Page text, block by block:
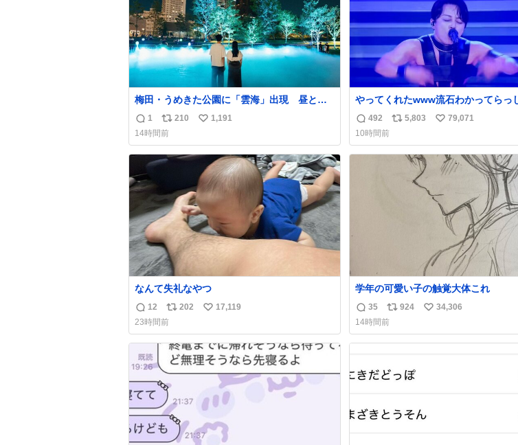
梅田・うめきた公園に「雲海」出現 昼と夜
で異なる演出、昨年は50万人来場
umeda.keizai.biz/headline/4657/
返
信
数
1
リ
ポ
ス
210
い
ね
数
1,191
14時間前
やってくれたwww流石わかってらっ
🤣🤣 #Mステ #西川貴教
返
信
数
492
リ
ス
5,803
い
ね
数
79,071
10時間前
なんて失礼なやつ
返
信
数
12
リ
ポ
ス
ト
数
202
い
ね
数
17,119
23時間前
学年の可愛い子の触覚大体これ
返
信
数
35
リ
ポ
ス
数
924
い
ね
34,306
14時間前